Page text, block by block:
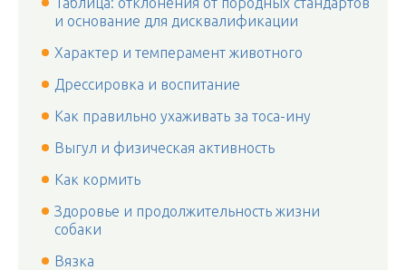
и основание для дисквалификации
Характер и темперамент животного
Дрессировка и воспитание
Как правильно ухаживать за тоса-ину
Выгул и физическая активность
Как кормить
Здоровье и продолжительность жизни
собаки
Вязка